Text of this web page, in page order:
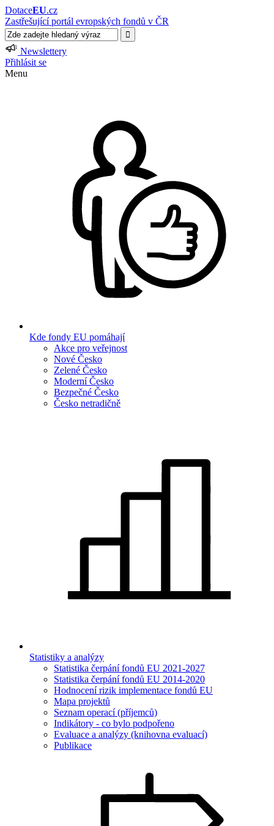
DotaceEU.cz
Zastřešující portál evropských fondů v ČR
Newslettery
Přihlásit se
Menu
Kde fondy EU pomáhají
Akce pro veřejnost
Nové Česko
Zelené Česko
Moderní Česko
Bezpečné Česko
Česko netradičně
Statistiky a analýzy
Statistika čerpání fondů EU 2021-2027
Statistika čerpání fondů EU 2014-2020
Hodnocení rizik implementace fondů EU
Mapa projektů
Seznam operací (příjemců)
Indikátory - co bylo podpořeno
Evaluace a analýzy (knihovna evaluací)
Publikace